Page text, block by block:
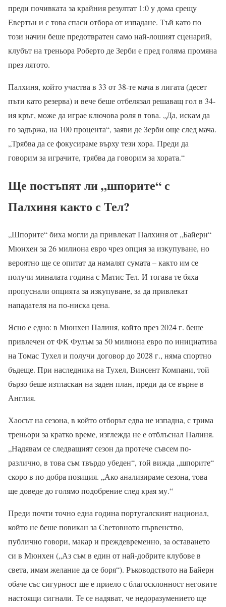
преди почивката за крайния резултат 1:0 у дома срещу
Евертън и с това спаси отбора от изпадане. Тъй като по
този начин беше предотвратен само най-лошият сценарий,
клубът на треньора Роберто де Зерби е пред голяма промяна
през лятото.
Палхиня, който участва в 33 от 38-те мача в лигата (десет
пъти като резерва) и вече беше отбелязал решаващ гол в 34-
ия кръг, може да играе ключова роля в това. „Да, искам да
го задържа, на 100 процента“, заяви де Зерби още след мача.
„Трябва да се фокусираме върху тези хора. Преди да
говорим за играчите, трябва да говорим за хората.“
Ще постъпят ли „шпорите“ с
Палхиня както с Тел?
„Шпорите“ биха могли да привлекат Палхиня от „Байерн“
Мюнхен за 26 милиона евро чрез опция за изкупуване, но
вероятно ще се опитат да намалят сумата – както им се
получи миналата година с Матис Тел. И тогава те бяха
пропуснали опцията за изкупуване, за да привлекат
нападателя на по-ниска цена.
Ясно е едно: в Мюнхен Палиня, който през 2024 г. беше
привлечен от ФК Фулъм за 50 милиона евро по инициатива
на Томас Тухел и получи договор до 2028 г., няма спортно
бъдеще. При наследника на Тухел, Винсент Компани, той
бързо беше изтласкан на заден план, преди да се върне в
Англия.
Хаосът на сезона, в който отборът едва не изпадна, с трима
треньори за кратко време, изглежда не е отблъснал Палиня.
„Надявам се следващият сезон да протече съвсем по-
различно, в това съм твърдо убеден“, той вижда „шпорите“
скоро в по-добра позиция. „Ако анализираме сезона, това
ще доведе до голямо подобрение след края му.“
Преди почти точно една година португалският национал,
който не беше повикан за Световното първенство,
публично говори, макар и преждевременно, за оставането
си в Мюнхен („Аз съм в един от най-добрите клубове в
света, имам желание да се боря“). Ръководството на Байерн
обаче със сигурност ще е приело с благосклонност неговите
настоящи сигнали. Те се надяват, че недоразумението ще